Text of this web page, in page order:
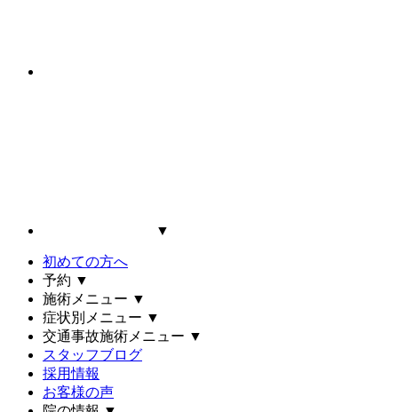
▼
初めての方へ
予約 ▼
施術メニュー ▼
症状別メニュー ▼
交通事故施術メニュー ▼
スタッフブログ
採用情報
お客様の声